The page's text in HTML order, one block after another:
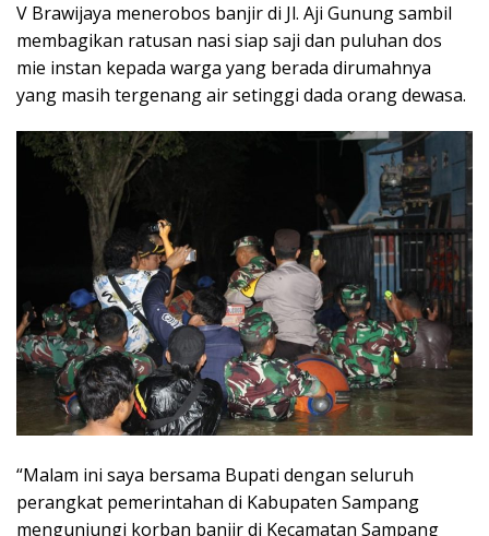
V Brawijaya menerobos banjir di Jl. Aji Gunung sambil
membagikan ratusan nasi siap saji dan puluhan dos
mie instan kepada warga yang berada dirumahnya
yang masih tergenang air setinggi dada orang dewasa.
“Malam ini saya bersama Bupati dengan seluruh
perangkat pemerintahan di Kabupaten Sampang
mengunjungi korban banjir di Kecamatan Sampang